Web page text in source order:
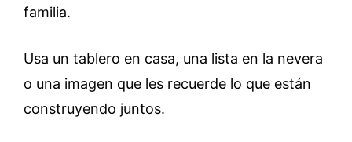
familia.
Usa un tablero en casa, una lista en la nevera
o una imagen que les recuerde lo que están
construyendo juntos.